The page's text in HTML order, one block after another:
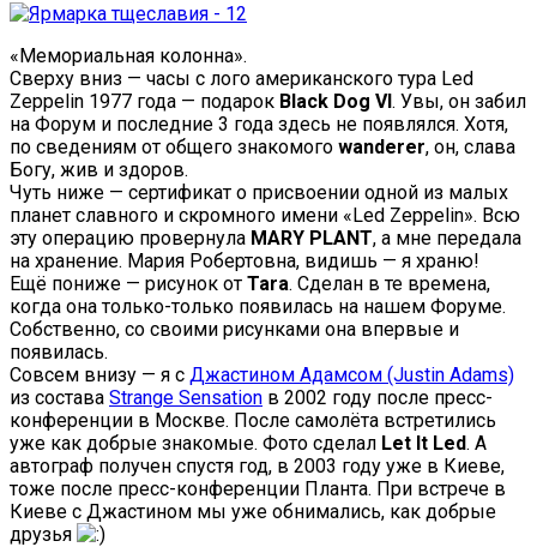
«Мемориальная колонна».
Сверху вниз — часы с лого американского тура Led
Zeppelin 1977 года — подарок Black Dog VI. Увы, он забил
на Форум и последние 3 года здесь не появлялся. Хотя,
по сведениям от общего знакомого wanderer, он, слава
Богу, жив и здоров.
Чуть ниже — сертификат о присвоении одной из малых
планет славного и скромного имени «Led Zeppelin». Всю
эту операцию провернула MARY PLANT, а мне передала
на хранение. Мария Робертовна, видишь — я храню!
Ещё пониже — рисунок от Tara. Сделан в те времена,
когда она только-только появилась на нашем Форуме.
Собственно, со своими рисунками она впервые и
появилась.
Совсем внизу — я с Джастином Адамсом (Justin Adams)
из состава Strange Sensation в 2002 году после пресс-
конференции в Москве. После самолёта встретились
уже как добрые знакомые. Фото сделал Let It Led. А
автограф получен спустя год, в 2003 году уже в Киеве,
тоже после пресс-конференции Планта. При встрече в
Киеве с Джастином мы уже обнимались, как добрые
друзья